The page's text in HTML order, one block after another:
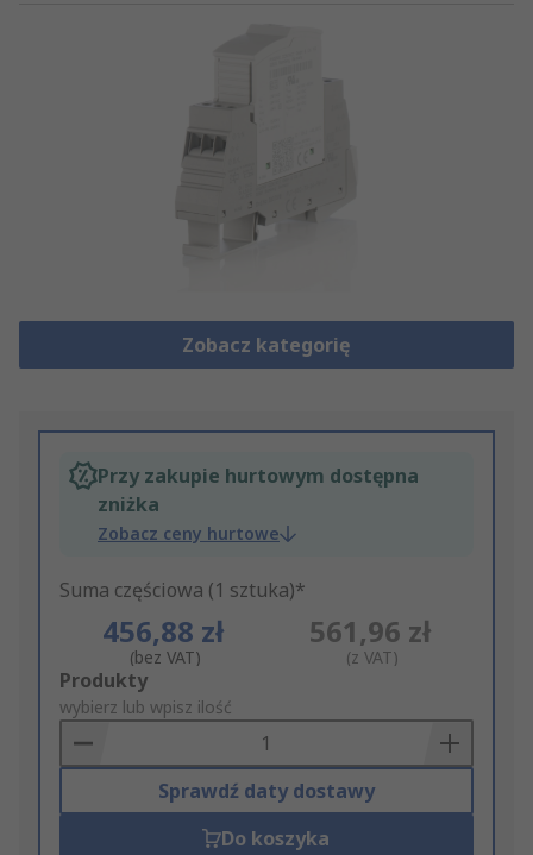
Zobacz kategorię
Przy zakupie hurtowym dostępna
zniżka
Zobacz ceny hurtowe
Suma częściowa (1 sztuka)*
456,88 zł
(bez VAT)
561,96 zł
(z VAT)
Add
to
Basket
Produkty
wybierz lub wpisz ilość
Sprawdź daty dostawy
Do koszyka